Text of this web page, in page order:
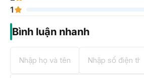
1
Bình luận nhanh